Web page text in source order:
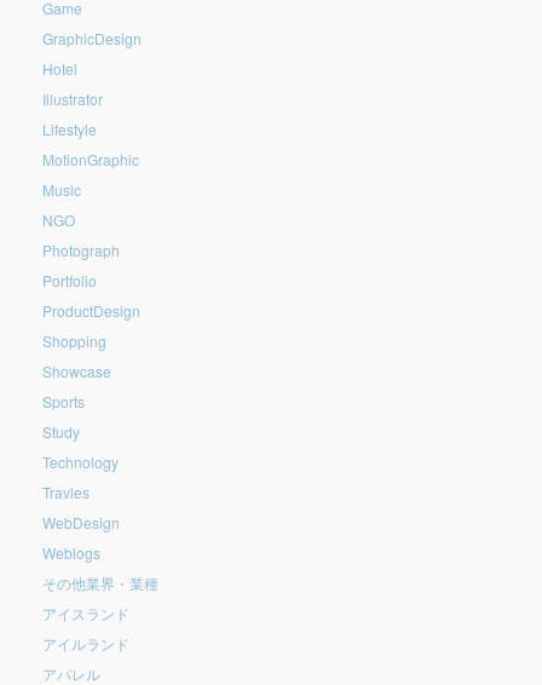
Game
GraphicDesign
Hotel
Illustrator
Lifestyle
MotionGraphic
Music
NGO
Photograph
Portfolio
ProductDesign
Shopping
Showcase
Sports
Study
Technology
Travles
WebDesign
Weblogs
その他業界・業種
アイスランド
アイルランド
アパレル